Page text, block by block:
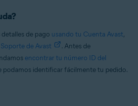
de pago usando tu Cuenta Avast,
de Avast
. Antes de
encontrar tu número ID del
podamos identificar fácilmente tu pedido.